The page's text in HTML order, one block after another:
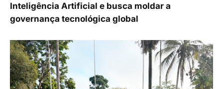
Inteligência Artificial e busca moldar a
governança tecnológica global